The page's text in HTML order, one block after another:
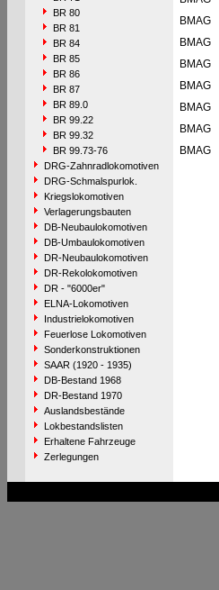
BR 80
BR 81
BR 84
BR 85
BR 86
BR 87
BR 89.0
BR 99.22
BR 99.32
BR 99.73-76
DRG-Zahnradlokomotiven
DRG-Schmalspurlok.
Kriegslokomotiven
Verlagerungsbauten
DB-Neubaulokomotiven
DB-Umbaulokomotiven
DR-Neubaulokomotiven
DR-Rekolokomotiven
DR - "6000er"
ELNA-Lokomotiven
Industrielokomotiven
Feuerlose Lokomotiven
Sonderkonstruktionen
SAAR (1920 - 1935)
DB-Bestand 1968
DR-Bestand 1970
Auslandsbestände
Lokbestandslisten
Erhaltene Fahrzeuge
Zerlegungen
BMAG
BMAG
BMAG
BMAG
BMAG
BMAG
BMAG